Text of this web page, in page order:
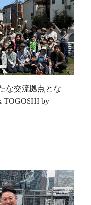
な交流拠点とな
TOGOSHI by